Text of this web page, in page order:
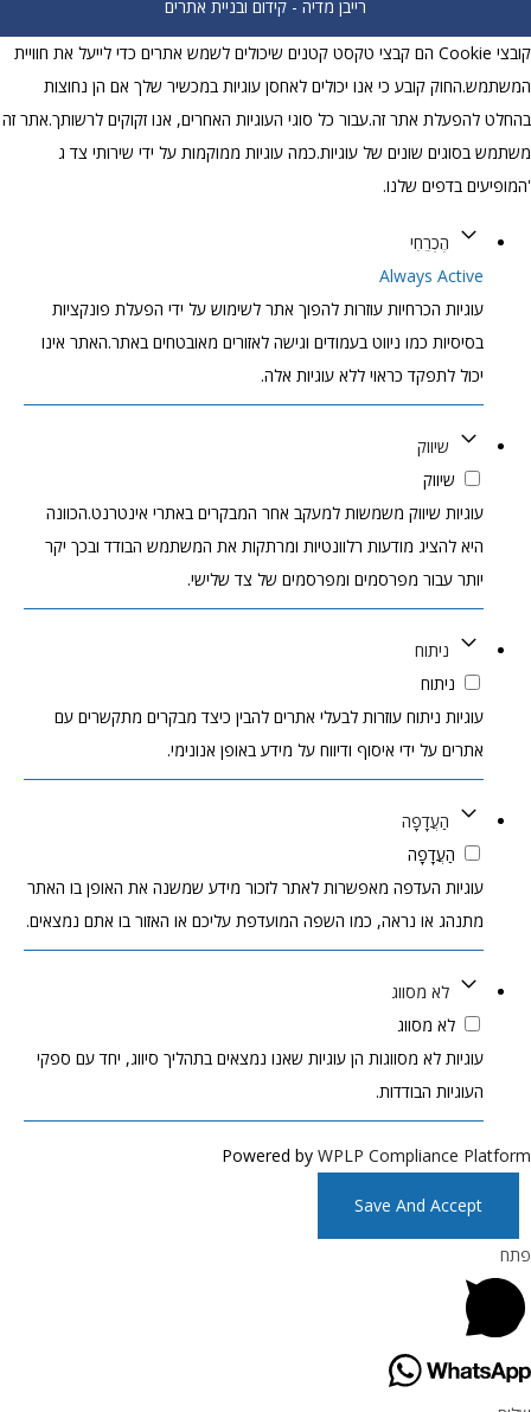
רייבן מדיה - קידום ובניית אתרים
קובצי Cookie הם קבצי טקסט קטנים שיכולים לשמש אתרים כדי לייעל את חוויית
קובע כי אנו יכולים לאחסן עוגיות במכשיר שלך אם הן נחוצות
להפעלת אתר זה.עבור כל סוגי העוגיות האחרים, אנו זקוקים לרשותך.אתר זה
בסוגים שונים של עוגיות.כמה עוגיות ממוקמות על ידי שירותי צד ג
בדפים שלנו.
הֶכְרֵחִי
Always Active
עוגיות הכרחיות עוזרות להפוך אתר לשימוש על ידי הפעלת פונקציות
בסיסיות כמו ניווט בעמודים וגישה לאזורים מאובטחים באתר.האתר אינו
יכול לתפקד כראוי ללא עוגיות אלה.
שיווק
שיווק
עוגיות שיווק משמשות למעקב אחר המבקרים באתרי אינטרנט.הכוונה
היא להציג מודעות רלוונטיות ומרתקות את המשתמש הבודד ובכך יקר
יותר עבור מפרסמים ומפרסמים של צד שלישי.
ניתוח
ניתוח
עוגיות ניתוח עוזרות לבעלי אתרים להבין כיצד מבקרים מתקשרים עם
אתרים על ידי איסוף ודיווח על מידע באופן אנונימי.
הַעֲדָפָה
הַעֲדָפָה
עוגיות העדפה מאפשרות לאתר לזכור מידע שמשנה את האופן בו האתר
מתנהג או נראה, כמו השפה המועדפת עליכם או האזור בו אתם נמצאים.
לא מסווג
לא מסווג
עוגיות לא מסווגות הן עוגיות שאנו נמצאים בתהליך סיווג, יחד עם ספקי
העוגיות הבודדות.
Powered byWPLP Compliance
Save And Accept